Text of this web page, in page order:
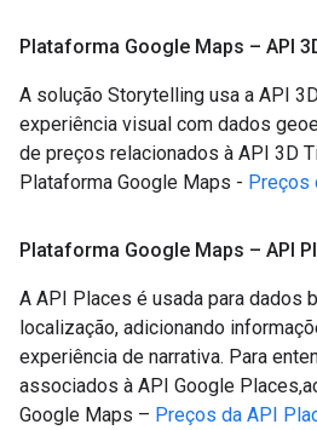
Plataforma Google Maps – API
A solução Storytelling usa a API
experiência visual com dados
de preços relacionados à API 3D
Plataforma Google Maps - Preços
Plataforma Google Maps – API
A API Places é usada para dados
localização, adicionando
experiência de narrativa. Para
associados à API Google
Google Maps – Preços da API